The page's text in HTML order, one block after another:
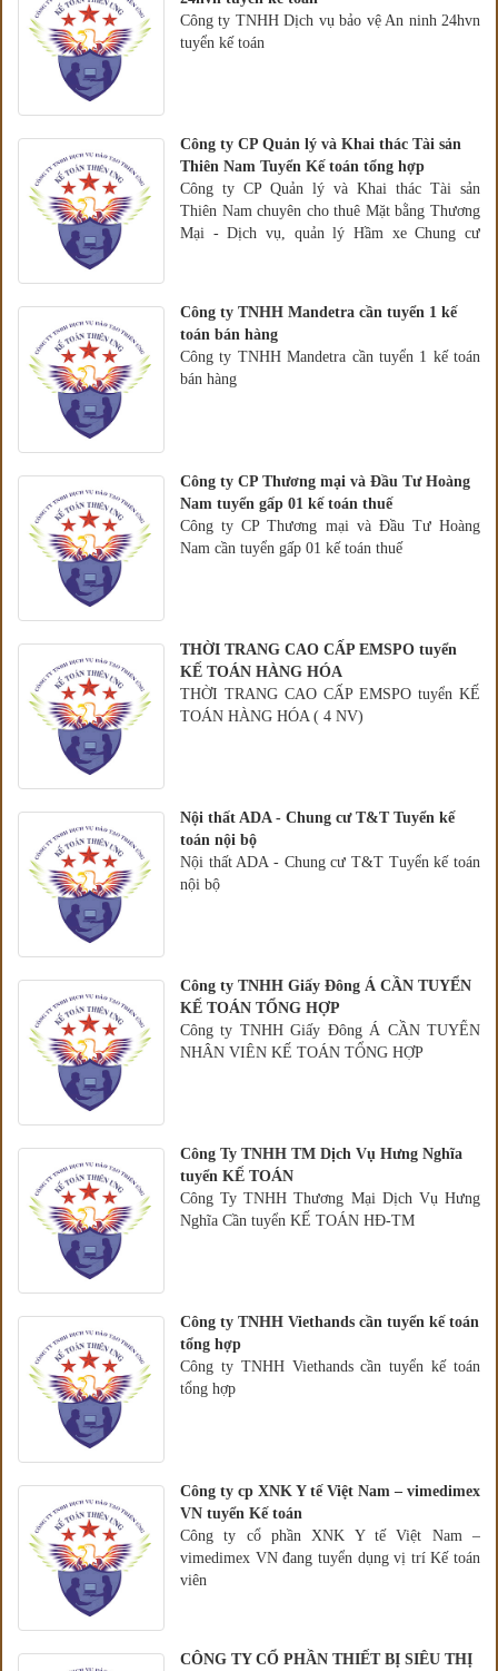
Công ty TNHH Dịch vụ bảo vệ An ninh 24hvn
tuyển kế toán
Công ty CP Quản lý và Khai thác Tài sản
Thiên Nam Tuyển Kế toán tổng hợp
Công ty CP Quản lý và Khai thác Tài sản
Thiên Nam chuyên cho thuê Mặt bằng Thương
Mại - Dịch vụ, quản lý Hầm xe Chung cư
Công ty TNHH Mandetra cần tuyển 1 kế
toán bán hàng
Công ty TNHH Mandetra cần tuyển 1 kế toán
bán hàng
Công ty CP Thương mại và Đầu Tư Hoàng
Nam tuyển gấp 01 kế toán thuế
Công ty CP Thương mại và Đầu Tư Hoàng
Nam cần tuyển gấp 01 kế toán thuế
THỜI TRANG CAO CẤP EMSPO tuyển
KẾ TOÁN HÀNG HÓA
THỜI TRANG CAO CẤP EMSPO tuyển KẾ
TOÁN HÀNG HÓA ( 4 NV)
Nội thất ADA - Chung cư T&T Tuyển kế
toán nội bộ
Nội thất ADA - Chung cư T&T Tuyển kế toán
nội bộ
Công ty TNHH Giấy Đông Á CẦN TUYỂN
KẾ TOÁN TỔNG HỢP
Công ty TNHH Giấy Đông Á CẦN TUYỂN
NHÂN VIÊN KẾ TOÁN TỔNG HỢP
Công Ty TNHH TM Dịch Vụ Hưng Nghĩa
tuyển KẾ TOÁN
Công Ty TNHH Thương Mại Dịch Vụ Hưng
Nghĩa Cần tuyển KẾ TOÁN HĐ-TM
Công ty TNHH Viethands cần tuyển kế toán
tổng hợp
Công ty TNHH Viethands cần tuyển kế toán
tổng hợp
Công ty cp XNK Y tế Việt Nam – vimedimex
VN tuyển Kế toán
Công ty cổ phần XNK Y tế Việt Nam –
vimedimex VN đang tuyển dụng vị trí Kế toán
viên
CÔNG TY CỔ PHẦN THIẾT BỊ SIÊU THỊ